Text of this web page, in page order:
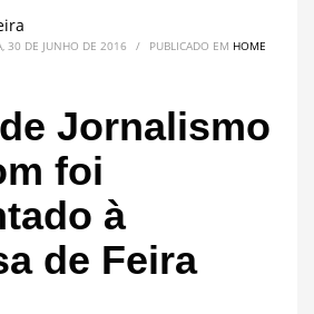
30 DE JUNHO DE 2016 / PUBLICADO EM HOME
Jornalismo
foi
à
de Feira